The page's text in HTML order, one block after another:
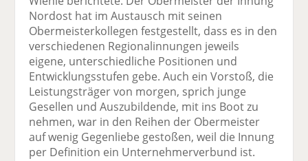
Nordost hat im Austausch mit seinen
Obermeisterkollegen festgestellt, dass es in den
verschiedenen Regionalinnungen jeweils
eigene, unterschiedliche Positionen und
Entwicklungsstufen gebe. Auch ein Vorstoß, die
Leistungsträger von morgen, sprich junge
Gesellen und Auszubildende, mit ins Boot zu
nehmen, war in den Reihen der Obermeister
auf wenig Gegenliebe gestoßen, weil die Innung
per Definition ein Unternehmerverbund ist.